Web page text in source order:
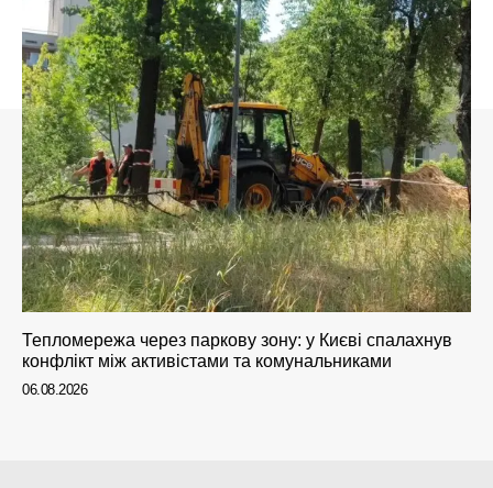
Тепломережа через паркову зону: у Києві спалахнув
конфлікт між активістами та комунальниками
06.08.2026